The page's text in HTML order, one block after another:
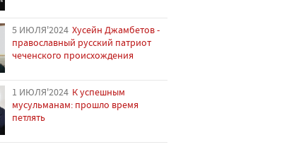
5 ИЮЛЯ'2024 Хусейн Джамбетов -
православный русский патриот
чеченского происхождения
1 ИЮЛЯ'2024 К успешным
мусульманам: прошло время
петлять